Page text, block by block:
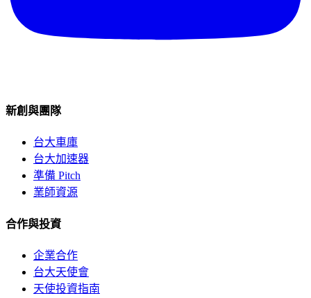
新創與團隊
台大車庫
台大加速器
準備 Pitch
業師資源
合作與投資
企業合作
台大天使會
天使投資指南